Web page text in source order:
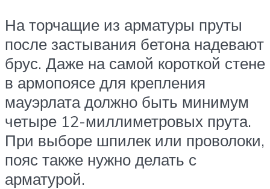
На торчащие из арматуры пруты
после застывания бетона надевают
брус. Даже на самой короткой стене
в армопоясе для крепления
мауэрлата должно быть минимум
четыре 12-миллиметровых прута.
При выборе шпилек или проволоки,
пояс также нужно делать с
арматурой.